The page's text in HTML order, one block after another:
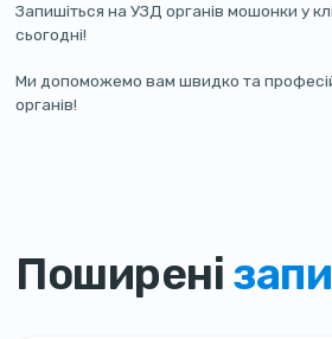
Запишіться на УЗД органів мошонки у
сьогодні!
Ми допоможемо вам швидко та
органів!
Поширені